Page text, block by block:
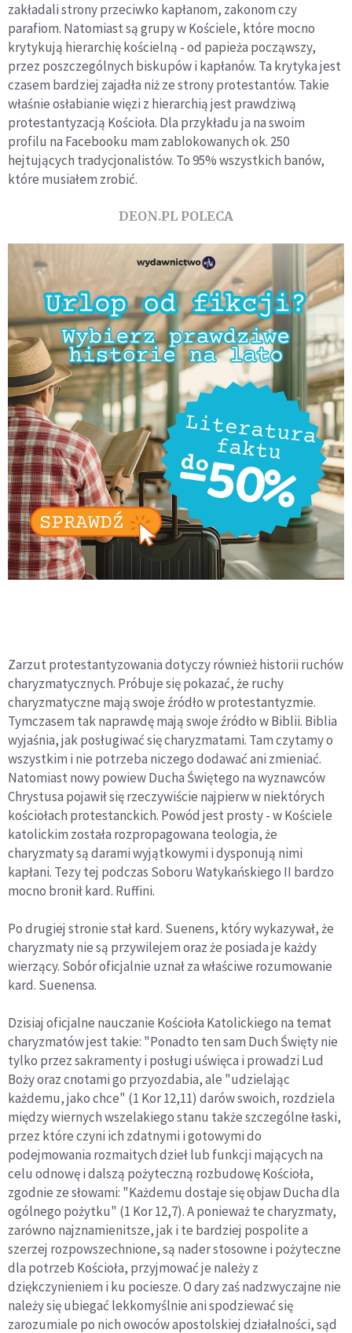
zakładali strony przeciwko kapłanom, zakonom czy
parafiom. Natomiast są grupy w Kościele, które mocno
krytykują hierarchię kościelną - od papieża począwszy,
przez poszczególnych biskupów i kapłanów. Ta krytyka jest
czasem bardziej zajadła niż ze strony protestantów. Takie
właśnie osłabianie więzi z hierarchią jest prawdziwą
protestantyzacją Kościoła. Dla przykładu ja na swoim
profilu na Facebooku mam zablokowanych ok. 250
hejtujących tradycjonalistów. To 95% wszystkich banów,
które musiałem zrobić.
DEON.PL POLECA
Zarzut protestantyzowania dotyczy również historii ruchów
charyzmatycznych. Próbuje się pokazać, że ruchy
charyzmatyczne mają swoje źródło w protestantyzmie.
Tymczasem tak naprawdę mają swoje źródło w Biblii. Biblia
wyjaśnia, jak posługiwać się charyzmatami. Tam czytamy o
wszystkim i nie potrzeba niczego dodawać ani zmieniać.
Natomiast nowy powiew Ducha Świętego na wyznawców
Chrystusa pojawił się rzeczywiście najpierw w niektórych
kościołach protestanckich. Powód jest prosty - w Kościele
katolickim została rozpropagowana teologia, że
charyzmaty są darami wyjątkowymi i dysponują nimi
kapłani. Tezy tej podczas Soboru Watykańskiego II bardzo
mocno bronił kard. Ruffini.
Po drugiej stronie stał kard. Suenens, który wykazywał, że
charyzmaty nie są przywilejem oraz że posiada je każdy
wierzący. Sobór oficjalnie uznał za właściwe rozumowanie
kard. Suenensa.
Dzisiaj oficjalne nauczanie Kościoła Katolickiego na temat
charyzmatów jest takie: "Ponadto ten sam Duch Święty nie
tylko przez sakramenty i posługi uświęca i prowadzi Lud
Boży oraz cnotami go przyozdabia, ale "udzielając
każdemu, jako chce" (1 Kor 12,11) darów swoich, rozdziela
między wiernych wszelakiego stanu także szczególne łaski,
przez które czyni ich zdatnymi i gotowymi do
podejmowania rozmaitych dzieł lub funkcji mających na
celu odnowę i dalszą pożyteczną rozbudowę Kościoła,
zgodnie ze słowami: "Każdemu dostaje się objaw Ducha dla
ogólnego pożytku" (1 Kor 12,7). A ponieważ te charyzmaty,
zarówno najznamienitsze, jak i te bardziej pospolite a
szerzej rozpowszechnione, są nader stosowne i pożyteczne
dla potrzeb Kościoła, przyjmować je należy z
dziękczynieniem i ku pociesze. O dary zaś nadzwyczajne nie
należy się ubiegać lekkomyślnie ani spodziewać się
zarozumiale po nich owoców apostolskiej działalności, sąd